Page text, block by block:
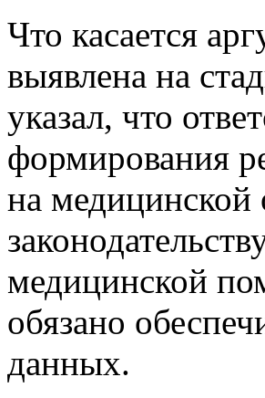
Что касается
выявлена на
указал, что
формирования
на медицинской
медицинской
обязано
данных.